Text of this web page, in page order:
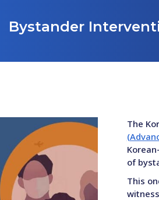
Bystander
The
of
This